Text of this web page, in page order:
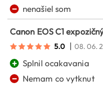
− nenašiel som
Canon EOS C1
5.0 | 08. 06.
+ Splnil ocakavania
−
Nemam co vytknut